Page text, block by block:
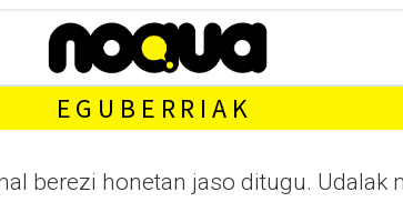
EGUBERRIAK
berezi honetan jaso ditugu. Udalak